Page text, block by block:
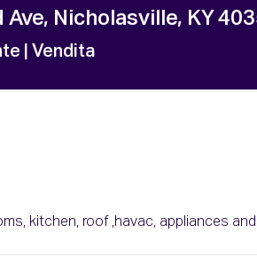
Ave, Nicholasville, KY
| Vendita
kitchen, roof ,havac, appliances